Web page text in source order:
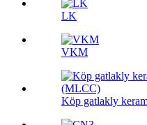
LK
VKM
Köp gatlakly